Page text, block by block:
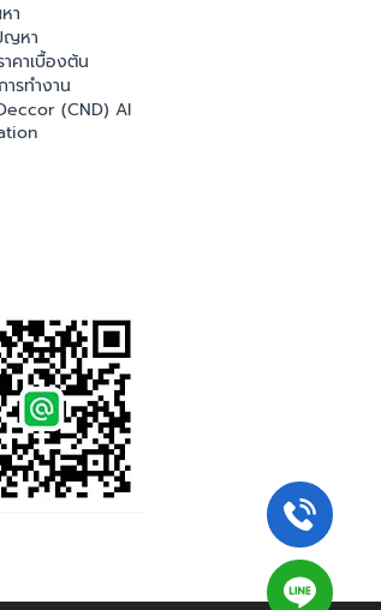
า
ญหา
าคาเบื้องต้น
รทำงาน
(CND) AI